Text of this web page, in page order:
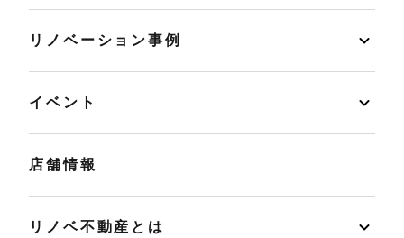
リノベーション事例
イベント
店舗情報
リノベ不動産とは